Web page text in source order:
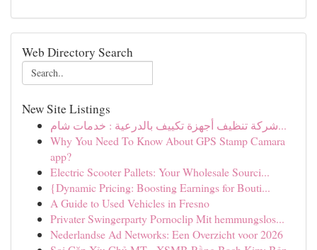
Web Directory Search
New Site Listings
شركة تنظيف أجهزة تكييف بالدرعية : خدمات شام...
Why You Need To Know About GPS Stamp Camara
app?
Electric Scooter Pallets: Your Wholesale Sourci...
{Dynamic Pricing: Boosting Earnings for Bouti...
A Guide to Used Vehicles in Fresno
Privater Swingerparty Pornoclip Mit hemmungslos...
Nederlandse Ad Networks: Een Overzicht voor 2026